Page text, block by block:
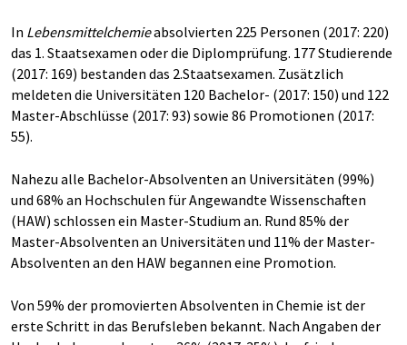
In Lebensmittelchemieabsolvierten 225 Personen (2017: 220)
das 1. Staatsexamen oder die Diplomprüfung. 177 Studierende
(2017: 169) bestanden das 2.Staatsexamen. Zusätzlich
meldeten die Universitäten 120 Bachelor- (2017: 150) und 122
Master-Abschlüsse (2017: 93) sowie 86 Promotionen (2017:
55).
Nahezu alle Bachelor-Absolventen an Universitäten (99%)
und 68% an Hochschulen für Angewandte Wissenschaften
(HAW) schlossen ein Master-Studium an. Rund 85% der
Master-Absolventen an Universitäten und 11% der Master-
Absolventen an den HAW begannen eine Promotion.
Von 59% der promovierten Absolventen in Chemie ist der
erste Schritt in das Berufsleben bekannt. Nach Angaben der